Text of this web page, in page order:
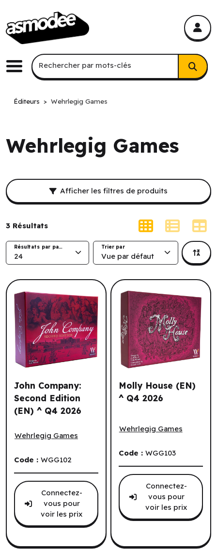
Menu
Recherche par mots-clés
Rechercher par mots-clés
Éditeurs Wehrlegig Games
Wehrlegig Games
Filtres et résultat de recherche.
Afficher les filtres de produits
3 Résultats
Résultats par page
24
Trier par
Vue par défaut
John Company:
Second Edition
(EN) ^ Q4 2026
Wehrlegig Games
Code : WGG102
Connectez-
vous pour
voir les prix
Molly House (EN)
^ Q4 2026
Wehrlegig Games
Code : WGG103
Connectez-
vous pour
voir les prix